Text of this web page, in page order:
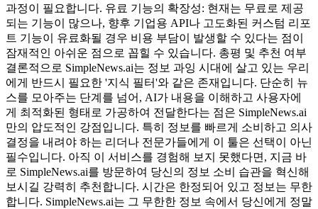
과정이 필요합니다. 유료 기능의 확장성: 현재는 무료로 제공
되는 기능이 많으나, 향후 기업용 API나 고도화된 커스텀 리포
트 기능이 유료화될 경우 비용 부담이 발생할 수 있다는 점이
잠재적인 아쉬운 점으로 꼽힐 수 있습니다. 총평 및 추천 여부
결론적으로 SimpleNews.ai는 정보 과잉 시대에 살고 있는 우리
에게 반드시 필요한 '지식 필터'와 같은 존재입니다. 단순히 뉴
스를 모아주는 단계를 넘어, AI가 내용을 이해하고 사용자에
게 최적화된 형태로 가공하여 전달한다는 점은 SimpleNews.ai
만의 압도적인 강점입니다. 특히 정보를 빠르게 소비하고 의사
결정을 내려야 하는 리더나 전문가들에게 이 툴은 선택이 아닌
필수입니다. 아직 이 서비스를 경험해 보지 못했다면, 지금 바
로 SimpleNews.ai를 방문하여 당신의 정보 소비 습관을 혁신해
보시길 강력히 추천합니다. 시간은 한정되어 있고 정보는 무한
합니다. SimpleNews.ai는 그 무한한 정보 속에서 당신에게 정말